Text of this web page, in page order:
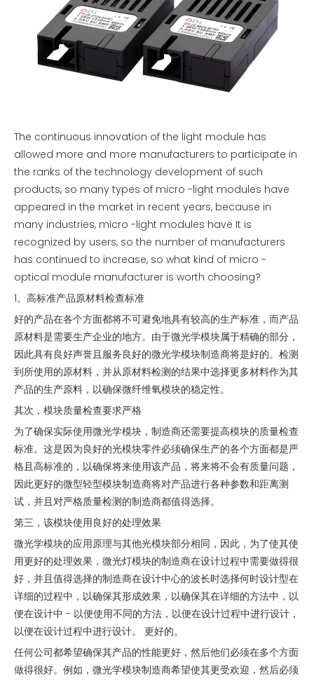
The continuous innovation of the light module has
allowed more and more manufacturers to participate in
the ranks of the technology development of such
products, so many types of micro -light modules have
appeared in the market in recent years, because in
many industries, micro -light modules have It is
recognized by users, so the number of manufacturers
has continued to increase, so what kind of micro -
optical module manufacturer is worth choosing?
1。高标准产品原材料检查标准
好的产品在各个方面都将不可避免地具有较高的生产标准，而产品
原材料是需要生产企业的地方。由于微光学模块属于精确的部分，
因此具有良好声誉且服务良好的微光学模块制造商将是好的。检测
到所使用的原材料，并从原材料检测的结果中选择更多材料作为其
产品的生产原料，以确保微纤维氧模块的稳定性。
其次，模块质量检查要求严格
为了确保实际使用微光学模块，制造商还需要提高模块的质量检查
标准。这是因为良好的光模块零件必须确保生产的各个方面都是严
格且高标准的，以确保将来使用该产品，将来将不会有质量问题，
因此更好的微型轻型模块制造商将对产品进行各种参数和距离测
试，并且对严格质量检测的制造商都值得选择。
第三，该模块使用良好的处理效果
微光学模块的应用原理与其他光模块部分相同，因此，为了使其使
用更好的处理效果，微光灯模块的制造商在设计过程中需要做得很
好，并且值得选择的制造商在设计中心的波长时选择何时设计型在
详细的过程中，以确保其形成效果，以确保其在详细的方法中，以
便在设计中 - 以便使用不同的方法，以便在设计过程中进行设计，
以便在设计过程中进行设计。 更好的。
任何公司都希望确保其产品的性能更好，然后他们必须在多个方面
做得很好。例如，微光学模块制造商希望使其更受欢迎，然后必须